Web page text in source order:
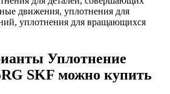
движения, уплотнения для
уплотнения для вращающихся
Уплотнение
SKF можно купить